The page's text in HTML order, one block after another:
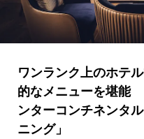
ワンランク上のホテ
的なメニューを堪能
ンターコンチネンタ
ニング」